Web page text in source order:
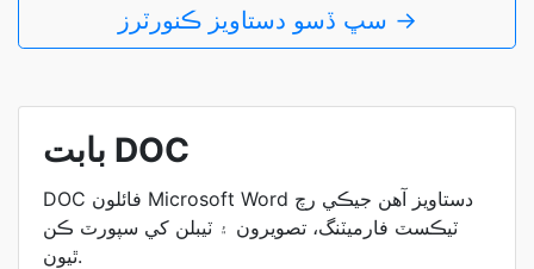
سڀ ڏسو دستاويز ڪنورٽرز →
بابت DOC
DOC فائلون Microsoft Word دستاويز آهن جيڪي رچ
ٽيڪسٽ فارميٽنگ، تصويرون ۽ ٽيبلن کي سپورٽ ڪن
ٿيون.